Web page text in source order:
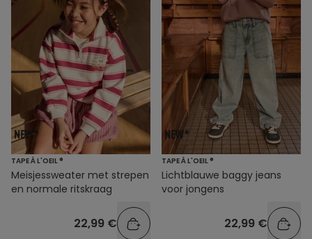
TAPE À L'OEIL ®
Meisjessweater met strepen
en normale ritskraag
22,99 €
TAPE À L'OEIL ®
Lichtblauwe baggy jeans
voor jongens
22,99 €